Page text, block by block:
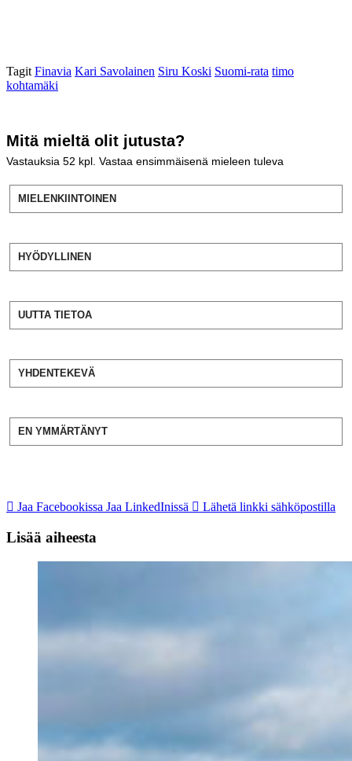
Tagit Finavia Kari Savolainen Siru Koski Suomi-rata timo
kohtamäki
Mitä mieltä olit jutusta?
Vastauksia 52 kpl. Vastaa ensimmäisenä mieleen tuleva
MIELENKIINTOINEN
HYÖDYLLINEN
UUTTA TIETOA
YHDENTEKEVÄ
EN YMMÄRTÄNYT
Jaa Facebookissa Jaa LinkedInissä Lähetä linkki sähköpostilla
Lisää aiheesta